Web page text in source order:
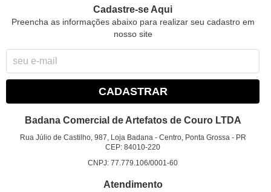
Cadastre-se Aqui
Preencha as informações abaixo para realizar seu cadastro em
nosso site
CADASTRAR
Badana Comercial de Artefatos de Couro LTDA
Rua Júlio de Castilho, 987, Loja Badana - Centro, Ponta Grossa - PR
CEP: 84010-220
CNPJ: 77.779.106/0001-60
Atendimento